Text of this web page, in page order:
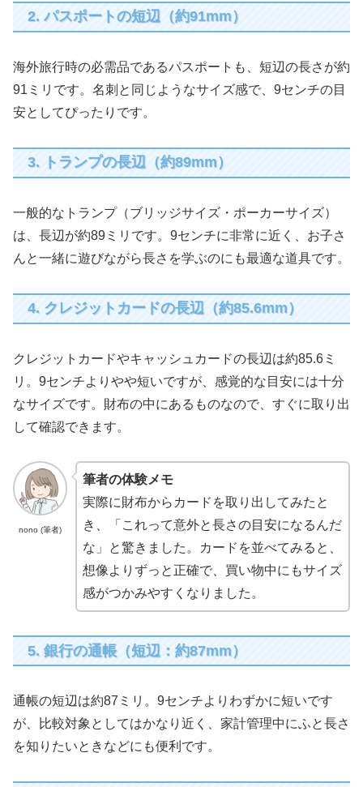
2. パスポートの短辺（約91mm）
海外旅行時の必需品であるパスポートも、短辺の長さが約
91ミリです。名刺と同じようなサイズ感で、9センチの目
安としてぴったりです。
3. トランプの長辺（約89mm）
一般的なトランプ（ブリッジサイズ・ポーカーサイズ）
は、長辺が約89ミリです。9センチに非常に近く、お子さ
んと一緒に遊びながら長さを学ぶのにも最適な道具です。
4. クレジットカードの長辺（約85.6mm）
クレジットカードやキャッシュカードの長辺は約85.6ミ
リ。9センチよりやや短いですが、感覚的な目安には十分
なサイズです。財布の中にあるものなので、すぐに取り出
して確認できます。
nono (筆者)
筆者の体験メモ
実際に財布からカードを取り出してみたと
き、「これって意外と長さの目安になるんだ
な」と驚きました。カードを並べてみると、
想像よりずっと正確で、買い物中にもサイズ
感がつかみやすくなりました。
5. 銀行の通帳（短辺：約87mm）
通帳の短辺は約87ミリ。9センチよりわずかに短いです
が、比較対象としてはかなり近く、家計管理中にふと長さ
を知りたいときなどにも便利です。